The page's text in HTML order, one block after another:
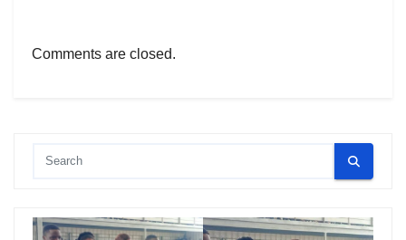
Comments are closed.